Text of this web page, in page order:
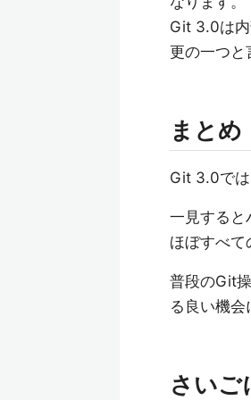
Git 3.0は
更の一つと
まとめ
Git 3.0では
一見すると
ほぼすべて
普段のGit
る良い機会
さいご